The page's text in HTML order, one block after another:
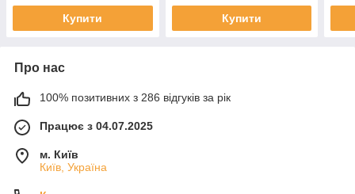
Купити Купити
Про нас
100% позитивних з 286 відгуків за рік
Працює з 04.07.2025
м. Київ
Київ, Україна